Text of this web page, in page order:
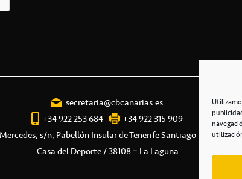
secretaria@cbcanarias.es
+34 922 253 684
+34 922 315 909
s/n, Pabellón Insular de Tenerife Santiago Martín
Casa del Deporte / 38108 – La Laguna